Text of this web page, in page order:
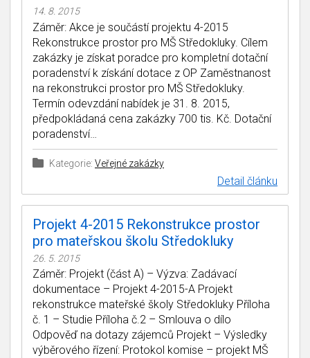
14. 8. 2015
Záměr: Akce je součástí projektu 4-2015
Rekonstrukce prostor pro MŠ Středokluky. Cílem
zakázky je získat poradce pro kompletní dotační
poradenství k získání dotace z OP Zaměstnanost
na rekonstrukci prostor pro MŠ Středokluky.
Termín odevzdání nabídek je 31. 8. 2015,
předpokládaná cena zakázky 700 tis. Kč. Dotační
poradenství…
Kategorie: Veřejné zakázky
Detail článku
Projekt 4-2015 Rekonstrukce prostor
pro mateřskou školu Středokluky
26. 5. 2015
Záměr: Projekt (část A) – Výzva: Zadávací
dokumentace – Projekt 4-2015-A Projekt
rekonstrukce mateřské školy Středokluky Příloha
č. 1 – Studie Příloha č.2 – Smlouva o dílo
Odpověď na dotazy zájemců Projekt – Výsledky
výběrového řízení: Protokol komise – projekt MŠ